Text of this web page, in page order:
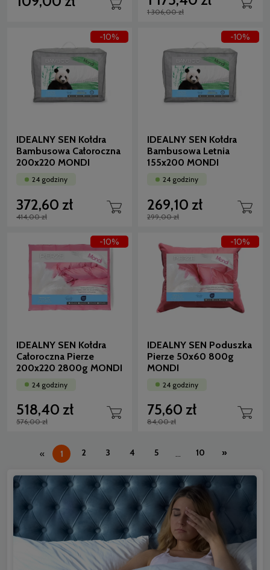
1 306,00 zł
IDEALNY SEN Kołdra
Bambusowa Całoroczna
200x220 MONDI
24 godziny
372,60 zł
414,00 zł
-10%
IDEALNY SEN Kołdra
Bambusowa Letnia
155x200 MONDI
24 godziny
269,10 zł
299,00 zł
-10%
IDEALNY SEN Kołdra
Całoroczna Pierze
200x220 2800g MONDI
24 godziny
518,40 zł
576,00 zł
-10%
IDEALNY SEN Poduszka
Pierze 50x60 800g
MONDI
24 godziny
75,60 zł
84,00 zł
-10%
« 1 2 3 4 5 ... 10 »